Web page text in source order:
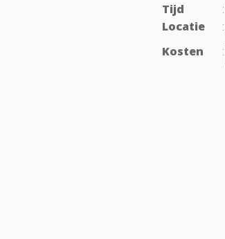
Tijd
:
Locatie
:
Kosten
: